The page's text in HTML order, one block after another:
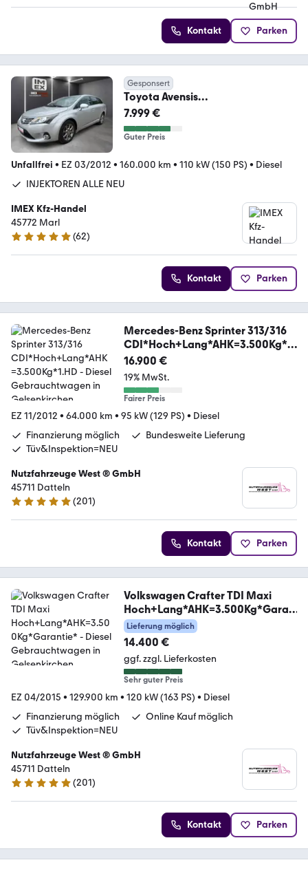
Kontakt Parken
Gesponsert
Toyota Avensis
Kombi*AUTOMATIK+AHK+NAVI+K
AMERA+KEYLESS*
7.999 €
Guter Preis
Unfallfrei • EZ 03/2012 • 160.000 km • 110 kW (150 PS) • Diesel
INJEKTOREN ALLE NEU
IMEX Kfz-Handel
45772 Marl
5 Sterne
(62)
Kontakt Parken
Mercedes-Benz Sprinter 313/316
CDI*Hoch+Lang*AHK=3.500Kg*1.
HD
16.900 €
19% MwSt.
Fairer Preis
EZ 11/2012 • 64.000 km • 95 kW (129 PS) • Diesel
Finanzierung möglich
Bundesweite Lieferung
Tüv&Inspektion=NEU
Nutzfahrzeuge West ® GmbH
45711 Datteln
4.9 Sterne
(201)
Kontakt Parken
Volkswagen Crafter TDI Maxi
Hoch+Lang*AHK=3.500Kg*Garan
tie*
Lieferung möglich
14.400 €
ggf. zzgl. Lieferkosten
Sehr guter Preis
EZ 04/2015 • 129.900 km • 120 kW (163 PS) • Diesel
Finanzierung möglich
Online Kauf möglich
Tüv&Inspektion=NEU
Nutzfahrzeuge West ® GmbH
45711 Datteln
4.9 Sterne
(201)
Kontakt Parken